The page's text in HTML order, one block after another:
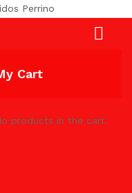
Perrino
Cart
products in the cart.